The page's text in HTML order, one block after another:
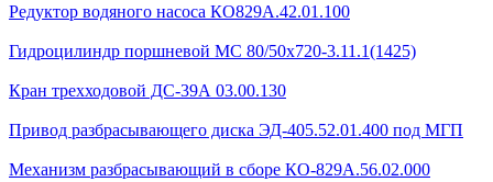
Редуктор водяного насоса КО829А.42.01.100
Гидроцилиндр поршневой МС 80/50х720-3.11.1(1425)
Кран трехходовой ДС-39А 03.00.130
Привод разбрасывающего диска ЭД-405.52.01.400 под МГП
Механизм разбрасывающий в сборе КО-829А.56.02.000